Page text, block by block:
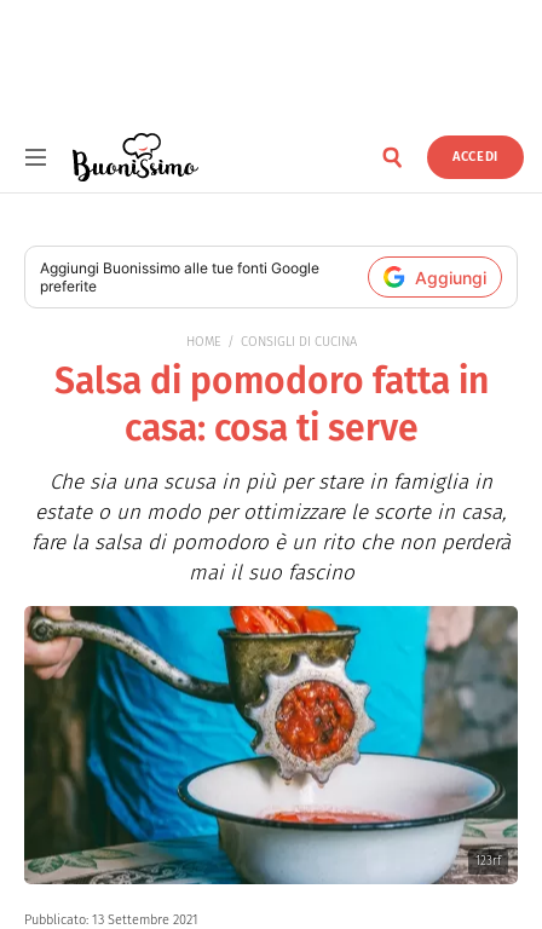
ACCEDI
Aggiungi Buonissimo alle tue fonti Google
preferite
Aggiungi
HOME CONSIGLI DI CUCINA
Salsa di pomodoro fatta in
casa: cosa ti serve
Che sia una scusa in più per stare in famiglia in
estate o un modo per ottimizzare le scorte in casa,
fare la salsa di pomodoro è un rito che non perderà
mai il suo fascino
123rf
Pubblicato: 13 Settembre 2021